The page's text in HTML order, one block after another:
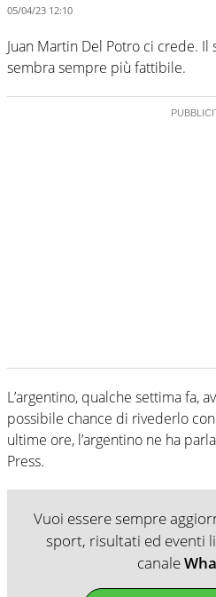
05/04/23 12:10
Juan Martin Del Potro ci crede.
sembra sempre più fattibile.
L’argentino, qualche settima fa,
possibile chance di rivederlo
ultime ore, l’argentino ne ha
Press.
Vuoi essere sempre
sport, risultati ed eventi
canale